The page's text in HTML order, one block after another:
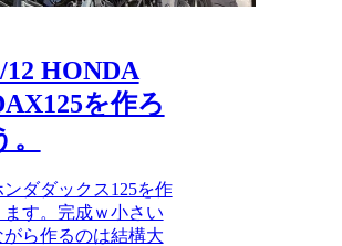
12 HONDA
を作ろ
。
ンダダックス125を作
ます。完成ｗ小さい
がら作るのは結構大